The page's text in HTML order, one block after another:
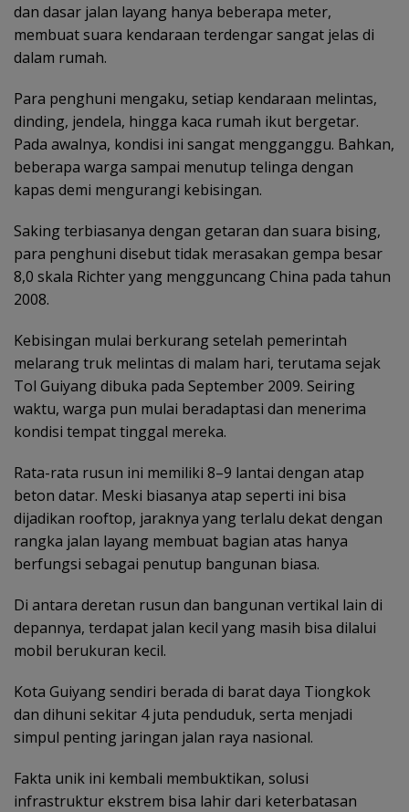
dan dasar jalan layang hanya beberapa meter,
membuat suara kendaraan terdengar sangat jelas di
dalam rumah.
Para penghuni mengaku, setiap kendaraan melintas,
dinding, jendela, hingga kaca rumah ikut bergetar.
Pada awalnya, kondisi ini sangat mengganggu. Bahkan,
beberapa warga sampai menutup telinga dengan
kapas demi mengurangi kebisingan.
Saking terbiasanya dengan getaran dan suara bising,
para penghuni disebut tidak merasakan gempa besar
8,0 skala Richter yang mengguncang China pada tahun
2008.
Kebisingan mulai berkurang setelah pemerintah
melarang truk melintas di malam hari, terutama sejak
Tol Guiyang dibuka pada September 2009. Seiring
waktu, warga pun mulai beradaptasi dan menerima
kondisi tempat tinggal mereka.
Rata-rata rusun ini memiliki 8–9 lantai dengan atap
beton datar. Meski biasanya atap seperti ini bisa
dijadikan rooftop, jaraknya yang terlalu dekat dengan
rangka jalan layang membuat bagian atas hanya
berfungsi sebagai penutup bangunan biasa.
Di antara deretan rusun dan bangunan vertikal lain di
depannya, terdapat jalan kecil yang masih bisa dilalui
mobil berukuran kecil.
Kota Guiyang sendiri berada di barat daya Tiongkok
dan dihuni sekitar 4 juta penduduk, serta menjadi
simpul penting jaringan jalan raya nasional.
Fakta unik ini kembali membuktikan, solusi
infrastruktur ekstrem bisa lahir dari keterbatasan